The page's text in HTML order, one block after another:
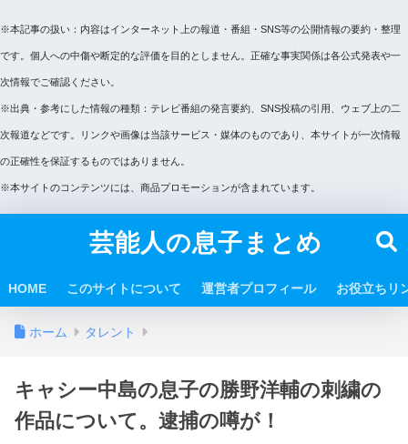
※本記事の扱い：内容はインターネット上の報道・番組・SNS等の公開情報の要約・整理
です。個人への中傷や断定的な評価を目的としません。正確な事実関係は各公式発表や一
次情報でご確認ください。
※出典・参考にした情報の種類：テレビ番組の発言要約、SNS投稿の引用、ウェブ上の二
次報道などです。リンクや画像は当該サービス・媒体のものであり、本サイトが一次情報
の正確性を保証するものではありません。
※本サイトのコンテンツには、商品プロモーションが含まれています。
芸能人の息子まとめ
HOME このサイトについて 運営者プロフィール お役立ちリ
ホーム タレント
キャシー中島の息子の勝野洋輔の刺繍の
作品について。逮捕の噂が！